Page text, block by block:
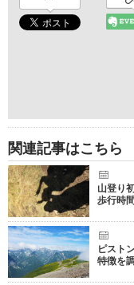
関連記事はこちら
山登り
歩行時
ピスト
特徴を